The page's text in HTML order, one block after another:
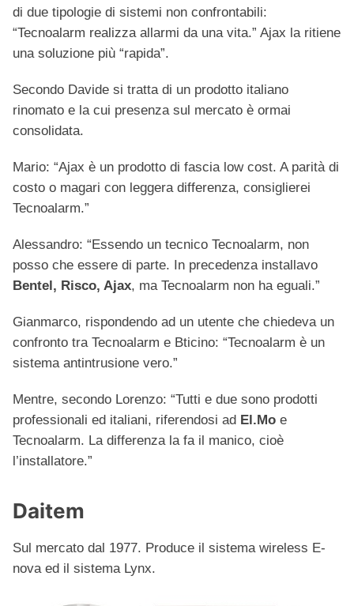
di due tipologie di sistemi non confrontabili:
“Tecnoalarm realizza allarmi da una vita.” Ajax la ritiene
una soluzione più “rapida”.
Secondo Davide si tratta di un prodotto italiano
rinomato e la cui presenza sul mercato è ormai
consolidata.
Mario: “Ajax è un prodotto di fascia low cost. A parità di
costo o magari con leggera differenza, consiglierei
Tecnoalarm.”
Alessandro: “Essendo un tecnico Tecnoalarm, non
posso che essere di parte. In precedenza installavo
Bentel, Risco, Ajax, ma Tecnoalarm non ha eguali.”
Gianmarco, rispondendo ad un utente che chiedeva un
confronto tra Tecnoalarm e Bticino: “Tecnoalarm è un
sistema antintrusione vero.”
Mentre, secondo Lorenzo: “Tutti e due sono prodotti
professionali ed italiani, riferendosi ad El.Mo e
Tecnoalarm. La differenza la fa il manico, cioè
l’installatore.”
Daitem
Sul mercato dal 1977. Produce il sistema wireless E-
nova ed il sistema Lynx.